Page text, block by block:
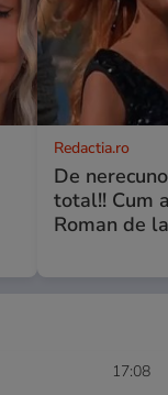
Redactia.ro
De
total!! Cum
Roman de
17:08